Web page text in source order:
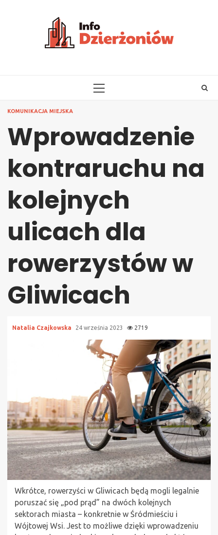
PRIMARY
KOMUNIKACJA MIEJSKA
Wprowadzenie
kontraruchu na
kolejnych
ulicach dla
rowerzystów w
Gliwicach
Natalia Czajkowska 24 września 2023 2719
Wkrótce, rowerzyści w Gliwicach będą mogli legalnie
poruszać się „pod prąd” na dwóch kolejnych
sektorach miasta – konkretnie w Śródmieściu i
Wójtowej Wsi. Jest to możliwe dzięki wprowadzeniu